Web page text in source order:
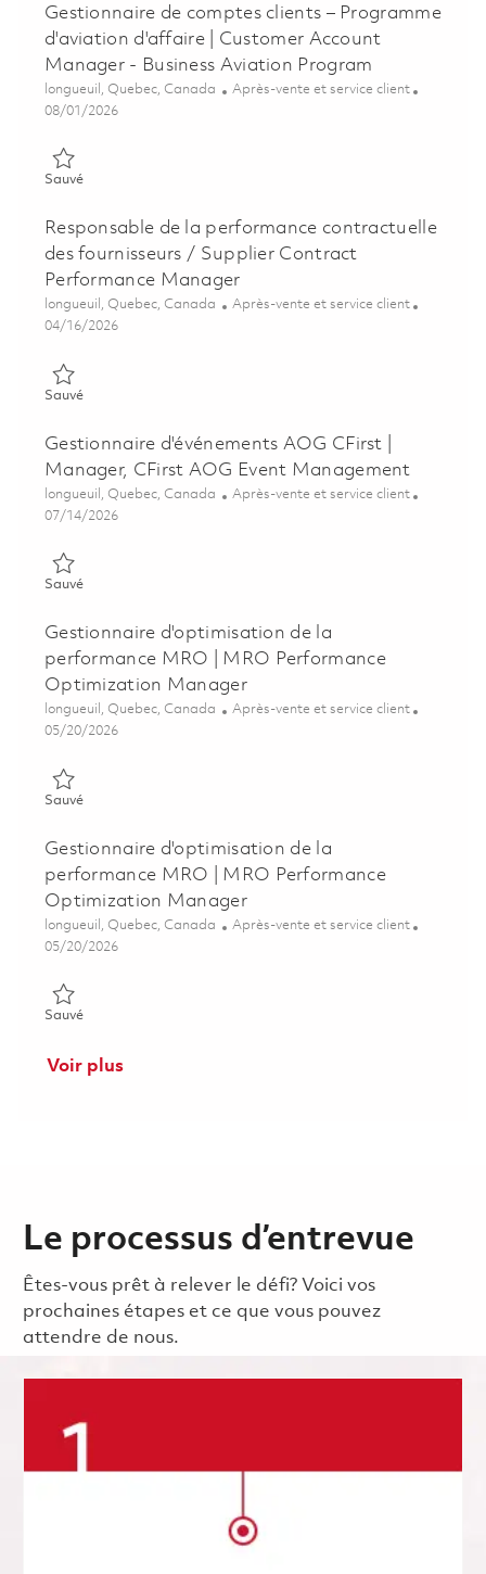
Gestionnaire de comptes clients – Programme
d'aviation d'affaire | Customer Account
Manager - Business Aviation Program
Emplacement
longueuil, Quebec, Canada Catégorie
Après-vente et service client
Posted Date
08/01/2026
SauvéSauvé Gestionnaire de comptes clients – Programme
Responsable de la performance contractuelle
des fournisseurs / Supplier Contract
Performance Manager
Emplacement
longueuil, Quebec, Canada Catégorie
Après-vente et service client
Posted Date
04/16/2026
SauvéSauvé Responsable de la performance contractuelle des
Gestionnaire d'événements AOG CFirst |
Manager, CFirst AOG Event Management
Emplacement
longueuil, Quebec, Canada Catégorie
Après-vente et service client
Posted Date
07/14/2026
SauvéSauvé Gestionnaire d'événements AOG CFirst | Manager,
Gestionnaire d'optimisation de la
performance MRO | MRO Performance
Optimization Manager
Emplacement
longueuil, Quebec, Canada Catégorie
Après-vente et service client
Posted Date
05/20/2026
SauvéSauvé Gestionnaire d'optimisation de la performance MRO |
Gestionnaire d'optimisation de la
performance MRO | MRO Performance
Optimization Manager
Emplacement
longueuil, Quebec, Canada Catégorie
Après-vente et service client
Posted Date
05/20/2026
SauvéSauvé Gestionnaire d'optimisation de la performance MRO |
Voir plus
Le processus d’entrevue
Êtes-vous prêt à relever le défi? Voici vos
prochaines étapes et ce que vous pouvez
attendre de nous.